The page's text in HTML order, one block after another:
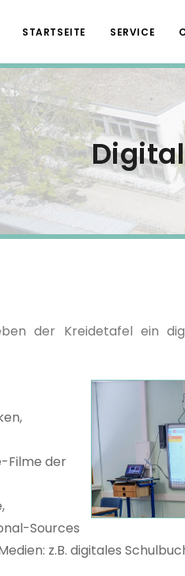
STARTSEITE SERVICE
der Kreidetafel ein
Filme der
Sources
z.B. digitales